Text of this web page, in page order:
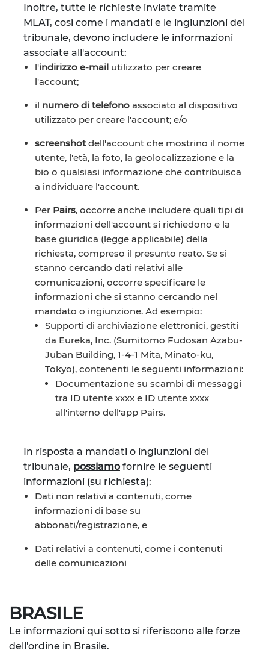
Inoltre, tutte le richieste inviate tramite
MLAT, così come i mandati e le ingiunzioni del
tribunale, devono includere le informazioni
associate all'account:
l'indirizzo e-mailutilizzato per creare
l'account;
il numero di telefonoassociato al dispositivo
utilizzato per creare l'account; e/o
screenshotdell'account che mostrino il nome
utente, l'età, la foto, la geolocalizzazione e la
bio o qualsiasi informazione che contribuisca
a individuare l'account.
Per Pairs, occorre anche includere quali tipi di
informazioni dell'account si richiedono e la
base giuridica (legge applicabile) della
richiesta, compreso il presunto reato. Se si
stanno cercando dati relativi alle
comunicazioni, occorre specificare le
informazioni che si stanno cercando nel
mandato o ingiunzione. Ad esempio:
Supporti di archiviazione elettronici, gestiti
da Eureka, Inc. (Sumitomo Fudosan Azabu-
Juban Building, 1-4-1 Mita, Minato-ku,
Tokyo), contenenti le seguenti informazioni:
Documentazione su scambi di messaggi
tra ID utente xxxx e ID utente xxxx
all'interno dell'app Pairs.
In risposta a mandati o ingiunzioni del
tribunale, possiamo fornire le seguenti
informazioni (su richiesta):
Dati non relativi a contenuti, come
informazioni di base su
abbonati/registrazione, e
Dati relativi a contenuti, come i contenuti
delle comunicazioni
BRASILE
Le informazioni qui sotto si riferiscono alle forze
dell'ordine in Brasile.